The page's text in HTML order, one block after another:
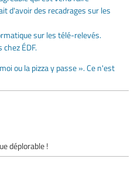
d'avoir des recadrages sur les
sur les télé-relevés.
ÉDF.
ou la pizza y passe ». Ce n'est
déplorable !